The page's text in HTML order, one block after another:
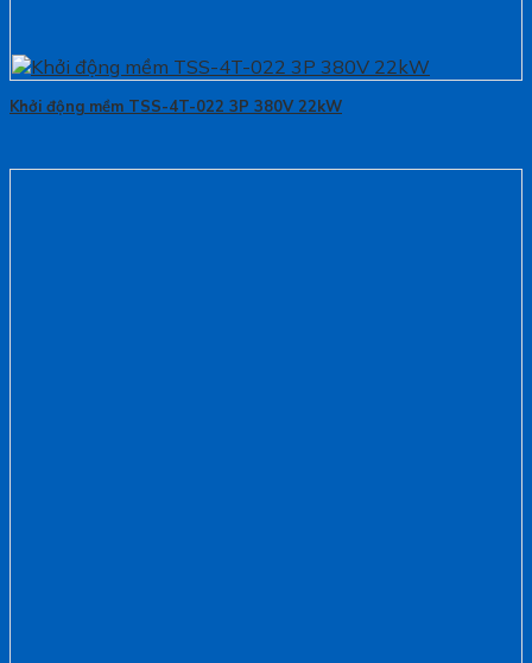
Khởi động mềm TSS-4T-022 3P 380V 22kW